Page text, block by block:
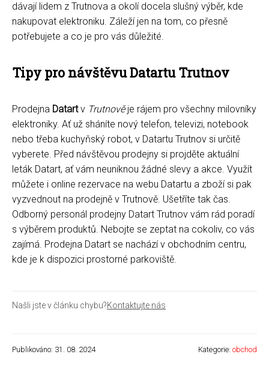
dávají lidem z Trutnova a okolí docela slušný výběr, kde
nakupovat elektroniku. Záleží jen na tom, co přesně
potřebujete a co je pro vás důležité.
Tipy pro návštěvu Datartu Trutnov
Prodejna Datartv Trutnověje rájem pro všechny milovníky
elektroniky. Ať už sháníte nový telefon, televizi, notebook
nebo třeba kuchyňský robot, v Datartu Trutnov si určitě
vyberete. Před návštěvou prodejny si projděte aktuální
leták Datart, ať vám neuniknou žádné slevy a akce. Využít
můžete i online rezervace na webu Datartu a zboží si pak
vyzvednout na prodejně v Trutnově. Ušetříte tak čas.
Odborný personál prodejny Datart Trutnov vám rád poradí
s výběrem produktů. Nebojte se zeptat na cokoliv, co vás
zajímá. Prodejna Datart se nachází v obchodním centru,
kde je k dispozici prostorné parkoviště.
Našli jste v článku chybu?Kontaktujte nás
Publikováno: 31. 08. 2024 Kategorie: obchod